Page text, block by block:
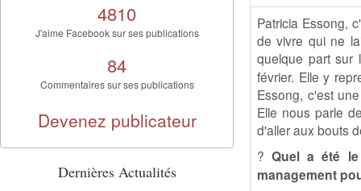
Patricia Essong,
de vivre qui ne
quelque part sur
février. Elle y
Essong, c'est
Elle nous parle
d'aller aux bouts
?Quel a été
management
4810
J'aime Facebook sur ses publications
84
Commentaires sur ses publications
Devenez publicateur
Dernières Actualités